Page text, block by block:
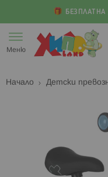
към
съдържанието
Меню
Начало Детски
изображенията